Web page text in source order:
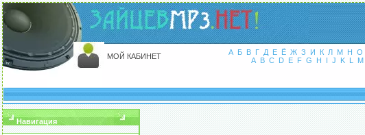
МОЙ КАБИНЕТ А Б В Г Д Е Ё Ж З И К Л М Н О
A B C D E F G H I J K L M
Навигация